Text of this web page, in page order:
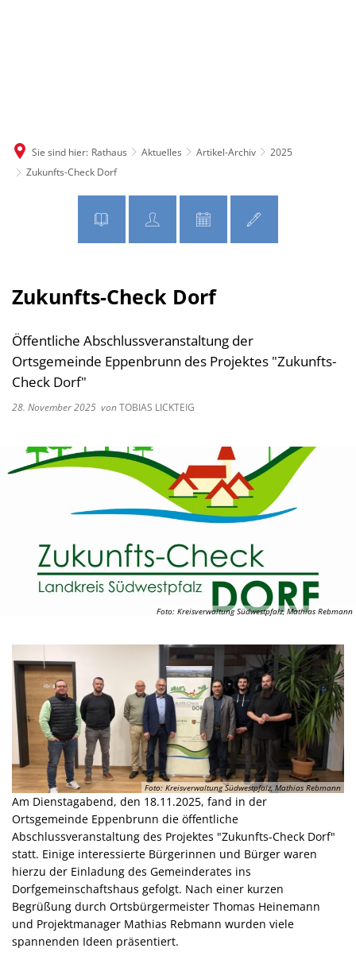
Sie sind hier: Rathaus Aktuelles Artikel-Archiv
2025
Zukunfts-Check Dorf
Zukunfts-Check Dorf
Öffentliche Abschlussveranstaltung der
Ortsgemeinde Eppenbrunn des Projektes "Zukunfts-
Check Dorf"
28. November 2025 vonTOBIAS LICKTEIG
Foto: Kreisverwaltung Südwestpfalz, Mathias Rebmann
Foto: Kreisverwaltung Südwestpfalz, Mathias Rebmann
Am Dienstagabend, den 18.11.2025, fand in der
Ortsgemeinde Eppenbrunn die öffentliche
Abschlussveranstaltung des Projektes "Zukunfts-Check Dorf"
statt. Einige interessierte Bürgerinnen und Bürger waren
hierzu der Einladung des Gemeinderates ins
Dorfgemeinschaftshaus gefolgt. Nach einer kurzen
Begrüßung durch Ortsbürgermeister Thomas Heinemann
und Projektmanager Mathias Rebmann wurden viele
spannenden Ideen präsentiert.